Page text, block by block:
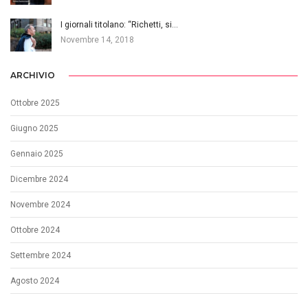
I giornali titolano: “Richetti, si…
Novembre 14, 2018
ARCHIVIO
Ottobre 2025
Giugno 2025
Gennaio 2025
Dicembre 2024
Novembre 2024
Ottobre 2024
Settembre 2024
Agosto 2024